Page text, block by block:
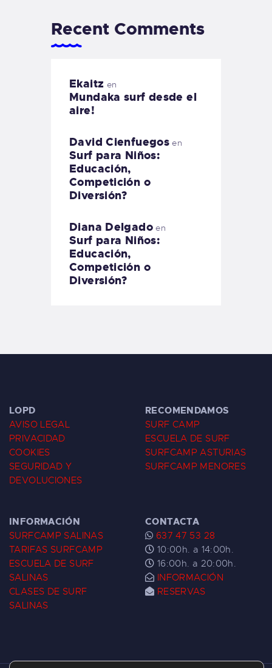
Recent Comments
Ekaitz en
Mundaka surf desde el
aire!
David Cienfuegos en
Surf para Niños:
Educación,
Competición o
Diversión?
Diana Delgadoen
Surf para Niños:
Educación,
Competición o
Diversión?
LOPD
AVISO LEGAL
PRIVACIDAD
COOKIES
SEGURIDAD Y
DEVOLUCIONES
RECOMENDAMOS
SURF CAMP
ESCUELA DE SURF
SURFCAMP ASTURIAS
SURFCAMP MENORES
INFORMACIÓN
SURFCAMP SALINAS
TARIFAS SURFCAMP
ESCUELA DE SURF
SALINAS
CLASES DE SURF
SALINAS
CONTACTA
637 47 53 28
10:00h. a 14:00h.
16:00h. a 20:00h.
INFORMACIÓN
RESERVAS